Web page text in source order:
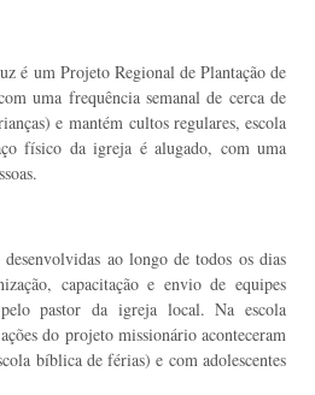
é um Projeto Regional de Plantação de
uma frequência semanal de cerca de
e mantém cultos regulares, escola
físico da igreja é alugado, com uma
ao longo de todos os dias
capacitação e envio de equipes
pelo pastor da igreja local. Na escola
do projeto missionário aconteceram
bíblica de férias) e com adolescentes